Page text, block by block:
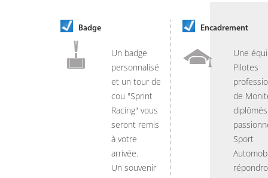
Badge
Un badge
personnalisé
et un tour de
cou "Sprint
Racing" vous
seront remis
à votre
arrivée.
Un souvenir
Encadrement
Une
Pilotes
de
Sport